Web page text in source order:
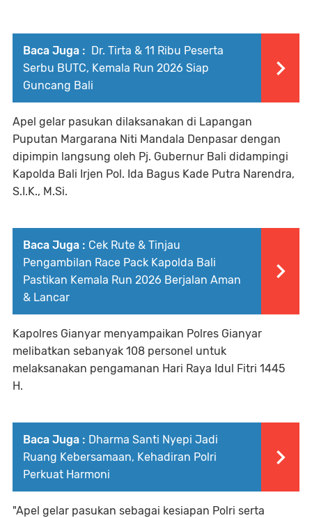
Baca Juga : Dr. Tirta & 11 Ribu Peserta
Serbu BUTC, Kemala Run 2026 Siap
Guncang Bali
Apel gelar pasukan dilaksanakan di Lapangan
Puputan Margarana Niti Mandala Denpasar dengan
dipimpin langsung oleh Pj. Gubernur Bali didampingi
Kapolda Bali Irjen Pol. Ida Bagus Kade Putra Narendra,
S.I.K., M.Si.
Baca Juga : Cek Rute & Tinjau
Pengambilan Race Pack Kapolda Bali
Pastikan Kemala Run 2026 Berjalan Aman
& Lancar
Kapolres Gianyar menyampaikan Polres Gianyar
melibatkan sebanyak 108 personel untuk
melaksanakan pengamanan Hari Raya Idul Fitri 1445
H.
Baca Juga : Dharma Santi Nyepi Jadi
Ruang Kebersamaan, Kehadiran Polri
Perkuat Harmoni
"Apel gelar pasukan sebagai kesiapan Polri serta